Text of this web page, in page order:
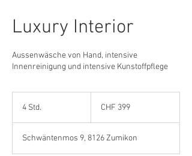
Luxury Interior
Aussenwäsche von Hand, intensive
Innenreinigung und intensive Kunstoffpflege
4 Std.
d
.
Franken
CHF 399
Schwäntenmos 9, 8126 Zumikon